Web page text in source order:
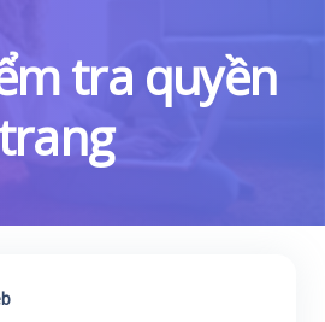
tra quyền
trang